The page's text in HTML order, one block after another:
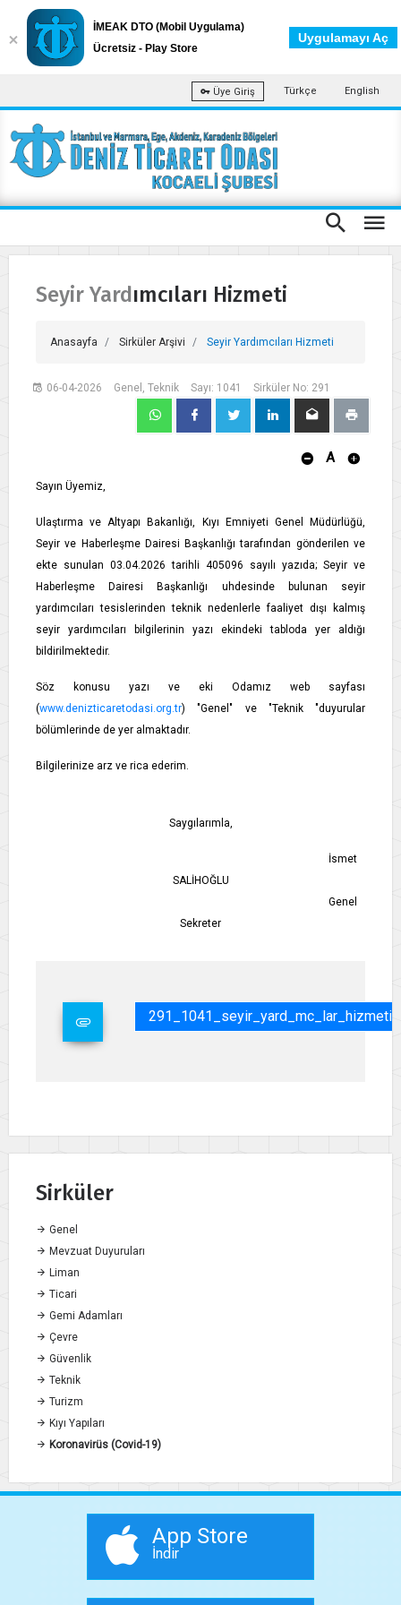
Üye Giriş Türkçe English
Seyir Yardımcıları Hizmeti
Anasayfa Sirküler Arşivi Seyir Yardımcıları Hizmeti
06-04-2026 Genel, Teknik Sayı: 1041 Sirküler No: 291
A
Sayın Üyemiz,
Ulaştırma ve Altyapı Bakanlığı, Kıyı Emniyeti Genel Müdürlüğü,
Seyir ve Haberleşme Dairesi Başkanlığı tarafından gönderilen ve
ekte sunulan 03.04.2026 tarihli 405096 sayılı yazıda; Seyir ve
Haberleşme Dairesi Başkanlığı uhdesinde bulunan seyir
yardımcıları tesislerinden teknik nedenlerle faaliyet dışı kalmış
seyir yardımcıları bilgilerinin yazı ekindeki tabloda yer aldığı
bildirilmektedir.
Söz konusu yazı ve eki Odamız web sayfası
(www.denizticaretodasi.org.tr) "Genel" ve "Teknik "duyurular
bölümlerinde de yer almaktadır.
Bilgilerinize arz ve rica ederim.
Saygılarımla,
İsmet
SALİHOĞLU
Genel
Sekreter
Sirküler
Genel
Mevzuat Duyuruları
Liman
Ticari
Gemi Adamları
Çevre
Güvenlik
Teknik
Turizm
Kıyı Yapıları
Koronavirüs (Covid-19)
App Store
İndir
İMEAK DTO (Mobil Uygulama)
Ücretsiz - Play Store
Uygulamayı Aç